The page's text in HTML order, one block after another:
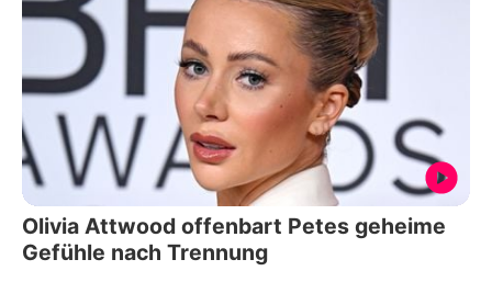
Olivia Attwood offenbart Petes geheime
Gefühle nach Trennung